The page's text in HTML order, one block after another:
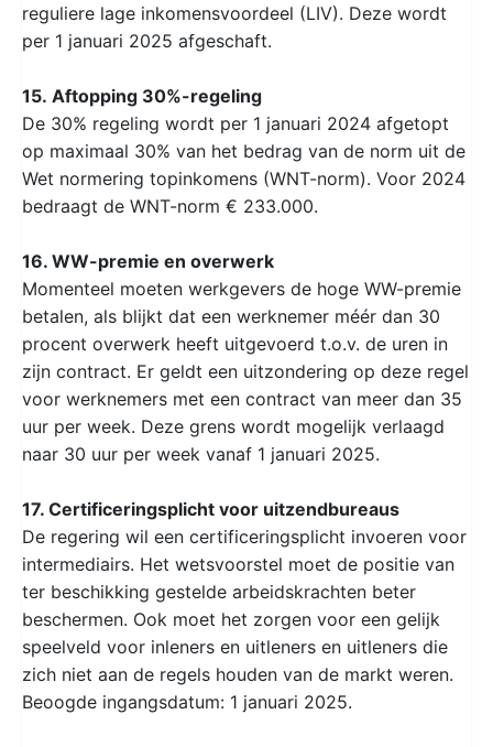
reguliere lage inkomensvoordeel (LIV). Deze wordt
per 1 januari 2025 afgeschaft.
15. Aftopping 30%-regeling
De 30% regeling wordt per 1 januari 2024 afgetopt
op maximaal 30% van het bedrag van de norm uit de
Wet normering topinkomens (WNT-norm). Voor 2024
bedraagt de WNT-norm € 233.000.
16. WW-premie en overwerk
Momenteel moeten werkgevers de hoge WW-premie
betalen, als blijkt dat een werknemer méér dan 30
procent overwerk heeft uitgevoerd t.o.v. de uren in
zijn contract. Er geldt een uitzondering op deze regel
voor werknemers met een contract van meer dan 35
uur per week. Deze grens wordt mogelijk verlaagd
naar 30 uur per week vanaf 1 januari 2025.
17. Certificeringsplicht voor uitzendbureaus
De regering wil een certificeringsplicht invoeren voor
intermediairs. Het wetsvoorstel moet de positie van
ter beschikking gestelde arbeidskrachten beter
beschermen. Ook moet het zorgen voor een gelijk
speelveld voor inleners en uitleners en uitleners die
zich niet aan de regels houden van de markt weren.
Beoogde ingangsdatum: 1 januari 2025.